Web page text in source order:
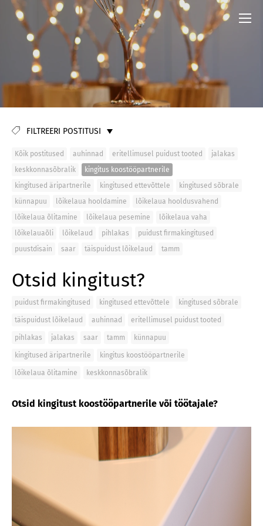
FILTREERI POSTITUSI
Kõik postitused auhinnad eritellimusel puidust tooted
jalakas
keskkonnasõbralik
kingitus koostööpartnerile
kingitused äripartnerile
kingitused ettevõttele
kingitused sõbrale
künnapuu
lõikelaua hooldamine
lõikelaua hooldusvahend
lõikelaua õlitamine
lõikelaua pesemine
lõikelaua vaha
lõikelauaõli
lõikelaud pihlakas
puidust firmakingitused
puustdisain
saar täispuidust lõikelaud tamm
Otsid kingitust?
puidust firmakingitused kingitused ettevõttele kingitused sõbrale
täispuidust lõikelaud auhinnad eritellimusel puidust tooted
pihlakas jalakas saar tamm künnapuu
kingitused äripartnerile kingitus koostööpartnerile
lõikelaua õlitamine keskkonnasõbralik
Otsid kingitust koostööpartnerile või töötajale?